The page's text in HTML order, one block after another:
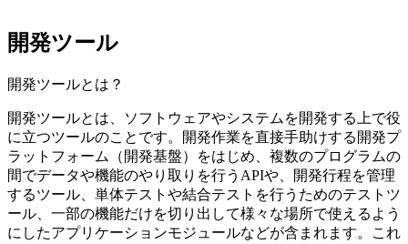
開発ツール
開発ツールとは？
開発ツールとは、ソフトウェアやシステムを開発する上で役
に立つツールのことです。開発作業を直接手助けする開発プ
ラットフォーム（開発基盤）をはじめ、複数のプログラムの
間でデータや機能のやり取りを行うAPIや、開発行程を管理
するツール、単体テストや結合テストを行うためのテストツ
ール、一部の機能だけを切り出して様々な場所で使えるよう
にしたアプリケーションモジュールなどが含まれます。これ